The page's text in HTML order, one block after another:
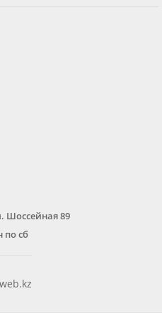
Шоссейная 89
по сб